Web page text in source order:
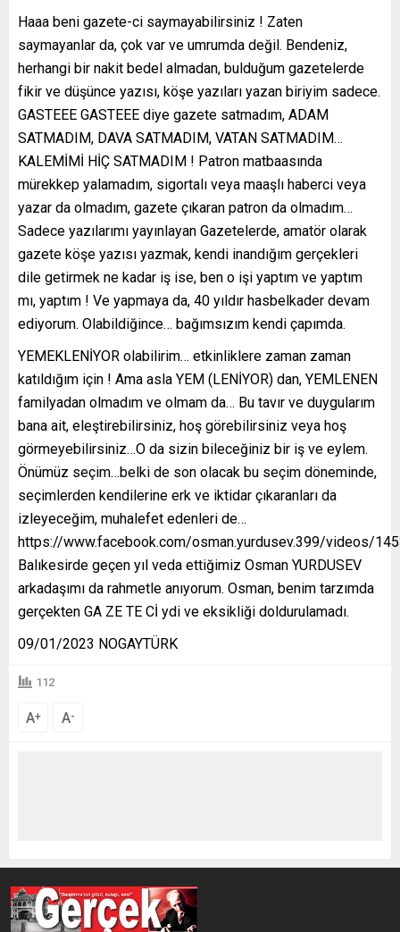
Haaa beni gazete-ci saymayabilirsiniz ! Zaten
saymayanlar da, çok var ve umrumda değil. Bendeniz,
herhangi bir nakit bedel almadan, bulduğum gazetelerde
fikir ve düşünce yazısı, köşe yazıları yazan biriyim sadece.
GASTEEE GASTEEE diye gazete satmadım, ADAM
SATMADIM, DAVA SATMADIM, VATAN SATMADIM…
KALEMİMİ HİÇ SATMADIM ! Patron matbaasında
mürekkep yalamadım, sigortalı veya maaşlı haberci veya
yazar da olmadım, gazete çıkaran patron da olmadım…
Sadece yazılarımı yayınlayan Gazetelerde, amatör olarak
gazete köşe yazısı yazmak, kendi inandığım gerçekleri
dile getirmek ne kadar iş ise, ben o işi yaptım ve yaptım
mı, yaptım ! Ve yapmaya da, 40 yıldır hasbelkader devam
ediyorum. Olabildiğince… bağımsızım kendi çapımda.
YEMEKLENİYOR olabilirim… etkinliklere zaman zaman
katıldığım için ! Ama asla YEM (LENİYOR) dan, YEMLENEN
familyadan olmadım ve olmam da… Bu tavır ve duygularım
bana ait, eleştirebilirsiniz, hoş görebilirsiniz veya hoş
görmeyebilirsiniz…O da sizin bileceğiniz bir iş ve eylem.
Önümüz seçim…belki de son olacak bu seçim döneminde,
seçimlerden kendilerine erk ve iktidar çıkaranları da
izleyeceğim, muhalefet edenleri de…
https://www.facebook.com/osman.yurdusev.399/videos/
Balıkesirde geçen yıl veda ettiğimiz Osman YURDUSEV
arkadaşımı da rahmetle anıyorum. Osman, benim tarzımda
gerçekten GA ZE TE Cİ ydi ve eksikliği doldurulamadı.
09/01/2023 NOGAYTÜRK
112
A+ A-